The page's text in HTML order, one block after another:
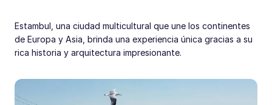
Estambul, una ciudad multicultural que une los continentes
de Europa y Asia, brinda una experiencia única gracias a su
rica historia y arquitectura impresionante.